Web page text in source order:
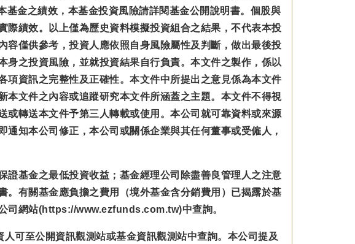
金之績效，本基金投資風險請詳閱基金公開說明書。個股與
績效。以上僅為歷史資料模擬投資組合之結果，不代表本投
僅供參考，投資人應依照自身風險屬性及判斷，做出最後投
之投資風險，並就投資結果自行負責。本文件之製作，係以
資訊之完整性及正確性。本文件中所提出之意見係為本文件
文件之內容或追蹤研究本文件所涵蓋之主題。本文件不得視
轉送本文件予第三人轉載或使用。本公司就可靠資料或來源
知本公司修正，本公司或關係企業與其任何董事或受僱人，
基金之最低投資收益；基金經理公司除盡善良管理人之注意
有關基金應負擔之費用（境外基金含分銷費用）已揭露於基
司網站(https://www.ezfunds.com.tw)中查詢。
可至公開資訊觀測站或基金資訊觀測站中查詢。本公司提及